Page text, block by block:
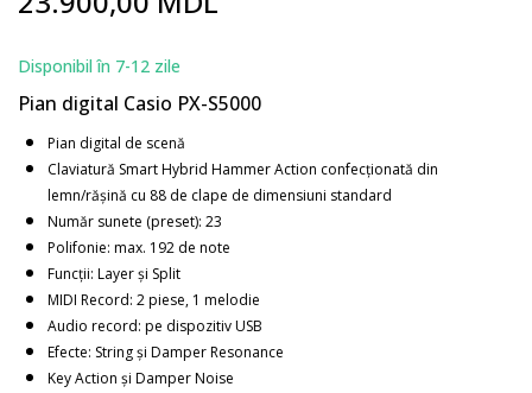
beginning
of
the
images
gallery
Disponibil în 7-12 zile
Pian digital Casio PX-S5000
Pian digital de scenă
Claviatură Smart Hybrid Hammer Action confecționată din
lemn/rășină cu 88 de clape de dimensiuni standard
Număr sunete (preset): 23
Polifonie: max. 192 de note
Funcții: Layer și Split
MIDI Record: 2 piese, 1 melodie
Audio record: pe dispozitiv USB
Efecte: String și Damper Resonance
Key Action și Damper Noise